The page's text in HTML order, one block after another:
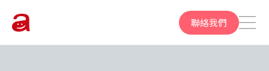
聯絡我們